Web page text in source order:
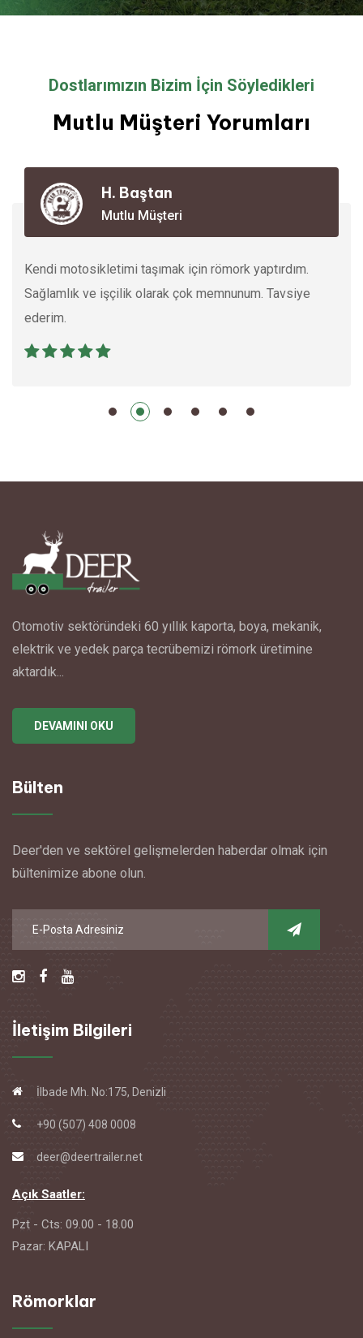
Dostlarımızın Bizim İçin Söyledikleri
Mutlu Müşteri Yorumları
H. Baştan
Mutlu Müşteri
Kendi motosikletimi taşımak için römork yaptırdım.
Sağlamlık ve işçilik olarak çok memnunum. Tavsiye
ederim.
Otomotiv sektöründeki 60 yıllık kaporta, boya, mekanik,
elektrik ve yedek parça tecrübemizi römork üretimine
aktardık...
DEVAMINI OKU
Bülten
Deer'den ve sektörel gelişmelerden haberdar olmak için
bültenimize abone olun.
İletişim Bilgileri
İlbade Mh. No:175, Denizli
+90 (507) 408 0008
deer@deertrailer.net
Açık Saatler:
Pzt - Cts: 09.00 - 18.00
Pazar: KAPALI
Römorklar